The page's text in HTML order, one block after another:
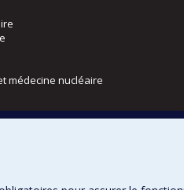
médecine nucléaire